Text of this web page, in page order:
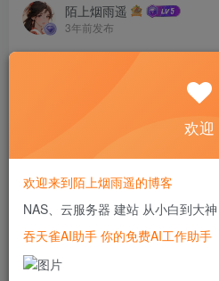
陌上烟雨遥
3年前发布
连上校园网后，发现分配的是公
于是乎，这不就是服务器吗？装
欢迎
欢迎来到陌上烟雨遥的博客
NAS、云服务器 建站 从小白到大神
吞天雀AI助手 你的免费AI工作助手